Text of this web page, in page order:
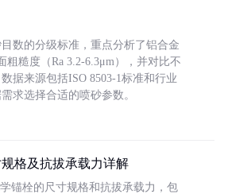
数的分级标准，重点分析了铝合金
粗糙度（Ra 3.2-6.3μm），并对比不
据来源包括ISO 8503-1标准和行业
求选择合适的喷砂参数。
格及抗拔承载力详解
锚栓的尺寸规格和抗拔承载力，包